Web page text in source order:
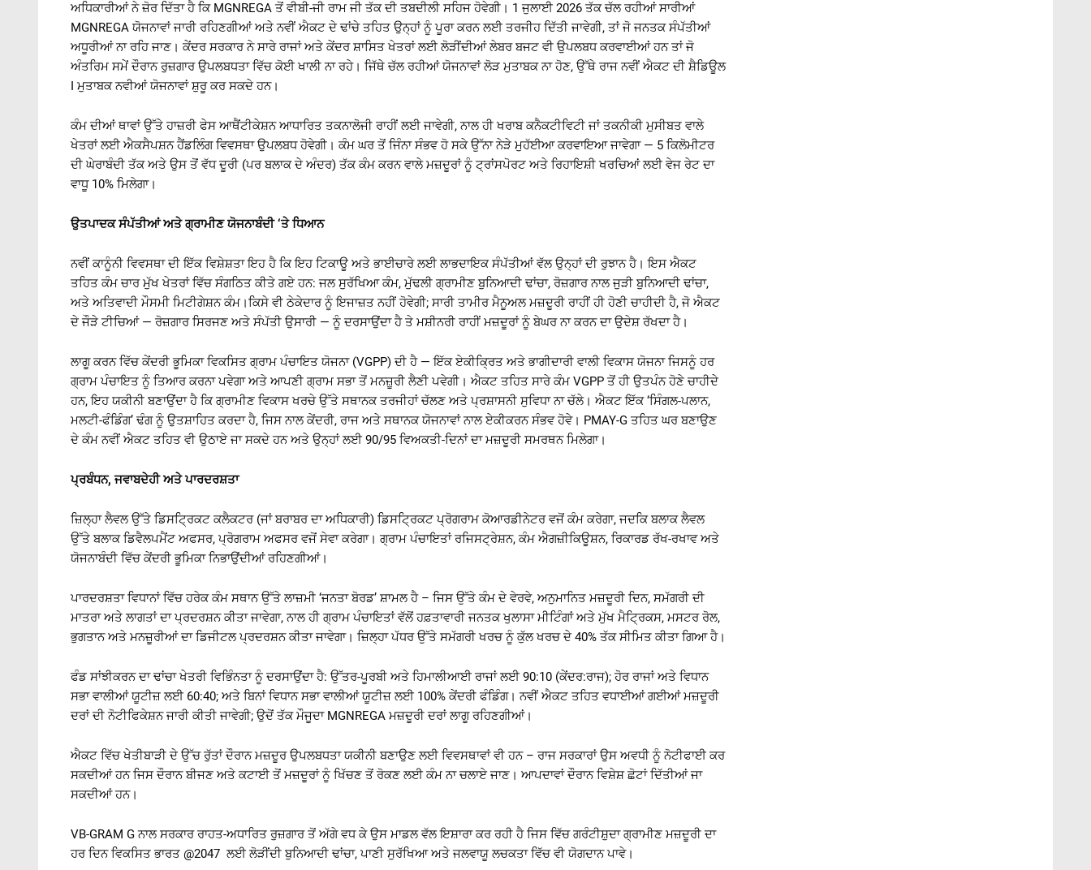
ਅਧਿਕਾਰੀਆਂ ਨੇ ਜ਼ੋਰ ਦਿੱਤਾ ਹੈ ਕਿ MGNREGA ਤੋਂ ਵੀਬੀ-ਜੀ ਰਾਮ ਜੀ ਤੱਕ ਦੀ ਤਬਦੀਲੀ ਸਹਿਜ ਹੋਵੇਗੀ। 1 ਜੁਲਾਈ 2026 ਤੱਕ ਚੱਲ ਰਹੀਆਂ ਸਾਰੀਆਂ
MGNREGA ਯੋਜਨਾਵਾਂ ਜਾਰੀ ਰਹਿਣਗੀਆਂ ਅਤੇ ਨਵੀਂ ਐਕਟ ਦੇ ਢਾਂਚੇ ਤਹਿਤ ਉਨ੍ਹਾਂ ਨੂੰ ਪੂਰਾ ਕਰਨ ਲਈ ਤਰਜੀਹ ਦਿੱਤੀ ਜਾਵੇਗੀ, ਤਾਂ ਜੋ ਜਨਤਕ ਸੰਪੱਤੀਆਂ
ਅਧੂਰੀਆਂ ਨਾ ਰਹਿ ਜਾਣ। ਕੇਂਦਰ ਸਰਕਾਰ ਨੇ ਸਾਰੇ ਰਾਜਾਂ ਅਤੇ ਕੇਂਦਰ ਸ਼ਾਸਿਤ ਖੇਤਰਾਂ ਲਈ ਲੋੜੀਂਦੀਆਂ ਲੇਬਰ ਬਜਟ ਵੀ ਉਪਲਬਧ ਕਰਵਾਈਆਂ ਹਨ ਤਾਂ ਜੋ
ਅੰਤਰਿਮ ਸਮੇਂ ਦੌਰਾਨ ਰੁਜ਼ਗਾਰ ਉਪਲਬਧਤਾ ਵਿੱਚ ਕੋਈ ਖਾਲੀ ਨਾ ਰਹੇ। ਜਿੱਥੇ ਚੱਲ ਰਹੀਆਂ ਯੋਜਨਾਵਾਂ ਲੋੜ ਮੁਤਾਬਕ ਨਾ ਹੋਣ, ਉੱਥੇ ਰਾਜ ਨਵੀਂ ਐਕਟ ਦੀ ਸ਼ੈਡਿਊਲ
I ਮੁਤਾਬਕ ਨਵੀਆਂ ਯੋਜਨਾਵਾਂ ਸ਼ੁਰੂ ਕਰ ਸਕਦੇ ਹਨ।
ਕੰਮ ਦੀਆਂ ਥਾਵਾਂ ਉੱਤੇ ਹਾਜ਼ਰੀ ਫੇਸ ਆਥੈਂਟੀਕੇਸ਼ਨ ਆਧਾਰਿਤ ਤਕਨਾਲੋਜੀ ਰਾਹੀਂ ਲਈ ਜਾਵੇਗੀ, ਨਾਲ ਹੀ ਖਰਾਬ ਕਨੈਕਟੀਵਿਟੀ ਜਾਂ ਤਕਨੀਕੀ ਮੁਸੀਬਤ ਵਾਲੇ
ਖੇਤਰਾਂ ਲਈ ਐਕਸੈਪਸ਼ਨ ਹੈਂਡਲਿੰਗ ਵਿਵਸਥਾ ਉਪਲਬਧ ਹੋਵੇਗੀ। ਕੰਮ ਘਰ ਤੋਂ ਜਿੰਨਾ ਸੰਭਵ ਹੋ ਸਕੇ ਉੱਨਾ ਨੇੜੇ ਮੁਹੱਈਆ ਕਰਵਾਇਆ ਜਾਵੇਗਾ — 5 ਕਿਲੋਮੀਟਰ
ਦੀ ਘੇਰਾਬੰਦੀ ਤੱਕ ਅਤੇ ਉਸ ਤੋਂ ਵੱਧ ਦੂਰੀ (ਪਰ ਬਲਾਕ ਦੇ ਅੰਦਰ) ਤੱਕ ਕੰਮ ਕਰਨ ਵਾਲੇ ਮਜ਼ਦੂਰਾਂ ਨੂੰ ਟ੍ਰਾਂਸਪੋਰਟ ਅਤੇ ਰਿਹਾਇਸ਼ੀ ਖਰਚਿਆਂ ਲਈ ਵੇਜ ਰੇਟ ਦਾ
ਵਾਧੂ 10% ਮਿਲੇਗਾ।
ਉਤਪਾਦਕ ਸੰਪੱਤੀਆਂ ਅਤੇ ਗ੍ਰਾਮੀਣ ਯੋਜਨਾਬੰਦੀ‘ਤੇ ਧਿਆਨ
ਨਵੀਂ ਕਾਨੂੰਨੀ ਵਿਵਸਥਾ ਦੀ ਇੱਕ ਵਿਸ਼ੇਸ਼ਤਾ ਇਹ ਹੈ ਕਿ ਇਹ ਟਿਕਾਊ ਅਤੇ ਭਾਈਚਾਰੇ ਲਈ ਲਾਭਦਾਇਕ ਸੰਪੱਤੀਆਂ ਵੱਲ ਉਨ੍ਹਾਂ ਦੀ ਰੁਝਾਨ ਹੈ। ਇਸ ਐਕਟ
ਤਹਿਤ ਕੰਮ ਚਾਰ ਮੁੱਖ ਖੇਤਰਾਂ ਵਿੱਚ ਸੰਗਠਿਤ ਕੀਤੇ ਗਏ ਹਨ: ਜਲ ਸੁਰੱਖਿਆ ਕੰਮ, ਮੁੱਢਲੀ ਗ੍ਰਾਮੀਣ ਬੁਨਿਆਦੀ ਢਾਂਚਾ, ਰੋਜ਼ਗਾਰ ਨਾਲ ਜੁੜੀ ਬੁਨਿਆਦੀ ਢਾਂਚਾ,
ਅਤੇ ਅਤਿਵਾਦੀ ਮੌਸਮੀ ਮਿਟੀਗੇਸ਼ਨ ਕੰਮ।ਕਿਸੇ ਵੀ ਠੇਕੇਦਾਰ ਨੂੰ ਇਜਾਜ਼ਤ ਨਹੀਂ ਹੋਵੇਗੀ; ਸਾਰੀ ਤਾਮੀਰ ਮੈਨੂਅਲ ਮਜ਼ਦੂਰੀ ਰਾਹੀਂ ਹੀ ਹੋਣੀ ਚਾਹੀਦੀ ਹੈ, ਜੋ ਐਕਟ
ਦੇ ਜੌੜੇ ਟੀਚਿਆਂ — ਰੋਜ਼ਗਾਰ ਸਿਰਜਣ ਅਤੇ ਸੰਪੱਤੀ ਉਸਾਰੀ — ਨੂੰ ਦਰਸਾਉਂਦਾ ਹੈ ਤੇ ਮਸ਼ੀਨਰੀ ਰਾਹੀਂ ਮਜ਼ਦੂਰਾਂ ਨੂੰ ਬੇਘਰ ਨਾ ਕਰਨ ਦਾ ਉਦੇਸ਼ ਰੱਖਦਾ ਹੈ।
ਲਾਗੂ ਕਰਨ ਵਿੱਚ ਕੇਂਦਰੀ ਭੂਮਿਕਾ ਵਿਕਸਿਤ ਗ੍ਰਾਮ ਪੰਚਾਇਤ ਯੋਜਨਾ (VGPP) ਦੀ ਹੈ — ਇੱਕ ਏਕੀਕ੍ਰਿਤ ਅਤੇ ਭਾਗੀਦਾਰੀ ਵਾਲੀ ਵਿਕਾਸ ਯੋਜਨਾ ਜਿਸਨੂੰ ਹਰ
ਗ੍ਰਾਮ ਪੰਚਾਇਤ ਨੂੰ ਤਿਆਰ ਕਰਨਾ ਪਵੇਗਾ ਅਤੇ ਆਪਣੀ ਗ੍ਰਾਮ ਸਭਾ ਤੋਂ ਮਨਜ਼ੂਰੀ ਲੈਣੀ ਪਵੇਗੀ। ਐਕਟ ਤਹਿਤ ਸਾਰੇ ਕੰਮ VGPP ਤੋਂ ਹੀ ਉਤਪੰਨ ਹੋਣੇ ਚਾਹੀਦੇ
ਹਨ, ਇਹ ਯਕੀਨੀ ਬਣਾਉਂਦਾ ਹੈ ਕਿ ਗ੍ਰਾਮੀਣ ਵਿਕਾਸ ਖਰਚੇ ਉੱਤੇ ਸਥਾਨਕ ਤਰਜੀਹਾਂ ਚੱਲਣ ਅਤੇ ਪ੍ਰਸ਼ਾਸਨੀ ਸੁਵਿਧਾ ਨਾ ਚੱਲੇ। ਐਕਟ ਇੱਕ ‘ਸਿੰਗਲ-ਪਲਾਨ,
ਮਲਟੀ-ਫੰਡਿੰਗ’ ਢੰਗ ਨੂੰ ਉਤਸ਼ਾਹਿਤ ਕਰਦਾ ਹੈ, ਜਿਸ ਨਾਲ ਕੇਂਦਰੀ, ਰਾਜ ਅਤੇ ਸਥਾਨਕ ਯੋਜਨਾਵਾਂ ਨਾਲ ਏਕੀਕਰਨ ਸੰਭਵ ਹੋਵੇ। PMAY-G ਤਹਿਤ ਘਰ ਬਣਾਉਣ
ਦੇ ਕੰਮ ਨਵੀਂ ਐਕਟ ਤਹਿਤ ਵੀ ਉਠਾਏ ਜਾ ਸਕਦੇ ਹਨ ਅਤੇ ਉਨ੍ਹਾਂ ਲਈ 90/95 ਵਿਅਕਤੀ-ਦਿਨਾਂ ਦਾ ਮਜ਼ਦੂਰੀ ਸਮਰਥਨ ਮਿਲੇਗਾ।
ਪ੍ਰਬੰਧਨ,ਜਵਾਬਦੇਹੀ ਅਤੇ ਪਾਰਦਰਸ਼ਤਾ
ਜ਼ਿਲ੍ਹਾ ਲੈਵਲ ਉੱਤੇ ਡਿਸਟ੍ਰਿਕਟ ਕਲੈਕਟਰ (ਜਾਂ ਬਰਾਬਰ ਦਾ ਅਧਿਕਾਰੀ) ਡਿਸਟ੍ਰਿਕਟ ਪ੍ਰੋਗਰਾਮ ਕੋਆਰਡੀਨੇਟਰ ਵਜੋਂ ਕੰਮ ਕਰੇਗਾ, ਜਦਕਿ ਬਲਾਕ ਲੈਵਲ
ਉੱਤੇ ਬਲਾਕ ਡਿਵੈਲਪਮੈਂਟ ਅਫਸਰ, ਪ੍ਰੋਗਰਾਮ ਅਫਸਰ ਵਜੋਂ ਸੇਵਾ ਕਰੇਗਾ। ਗ੍ਰਾਮ ਪੰਚਾਇਤਾਂ ਰਜਿਸਟ੍ਰੇਸ਼ਨ, ਕੰਮ ਐਗਜ਼ੀਕਿਊਸ਼ਨ, ਰਿਕਾਰਡ ਰੱਖ-ਰਖਾਵ ਅਤੇ
ਯੋਜਨਾਬੰਦੀ ਵਿੱਚ ਕੇਂਦਰੀ ਭੂਮਿਕਾ ਨਿਭਾਉਂਦੀਆਂ ਰਹਿਣਗੀਆਂ।
ਪਾਰਦਰਸ਼ਤਾ ਵਿਧਾਨਾਂ ਵਿੱਚ ਹਰੇਕ ਕੰਮ ਸਥਾਨ ਉੱਤੇ ਲਾਜ਼ਮੀ ‘ਜਨਤਾ ਬੋਰਡ’ ਸ਼ਾਮਲ ਹੈ – ਜਿਸ ਉੱਤੇ ਕੰਮ ਦੇ ਵੇਰਵੇ, ਅਨੁਮਾਨਿਤ ਮਜ਼ਦੂਰੀ ਦਿਨ, ਸਮੱਗਰੀ ਦੀ
ਮਾਤਰਾ ਅਤੇ ਲਾਗਤਾਂ ਦਾ ਪ੍ਰਦਰਸ਼ਨ ਕੀਤਾ ਜਾਵੇਗਾ, ਨਾਲ ਹੀ ਗ੍ਰਾਮ ਪੰਚਾਇਤਾਂ ਵੱਲੋਂ ਹਫ਼ਤਾਵਾਰੀ ਜਨਤਕ ਖੁਲਾਸਾ ਮੀਟਿੰਗਾਂ ਅਤੇ ਮੁੱਖ ਮੈਟ੍ਰਿਕਸ, ਮਸਟਰ ਰੋਲ,
ਭੁਗਤਾਨ ਅਤੇ ਮਨਜ਼ੂਰੀਆਂ ਦਾ ਡਿਜੀਟਲ ਪ੍ਰਦਰਸ਼ਨ ਕੀਤਾ ਜਾਵੇਗਾ। ਜ਼ਿਲ੍ਹਾ ਪੱਧਰ ਉੱਤੇ ਸਮੱਗਰੀ ਖਰਚ ਨੂੰ ਕੁੱਲ ਖਰਚ ਦੇ 40% ਤੱਕ ਸੀਮਿਤ ਕੀਤਾ ਗਿਆ ਹੈ।
ਫੰਡ ਸਾਂਝੀਕਰਨ ਦਾ ਢਾਂਚਾ ਖੇਤਰੀ ਵਿਭਿੰਨਤਾ ਨੂੰ ਦਰਸਾਉਂਦਾ ਹੈ: ਉੱਤਰ-ਪੂਰਬੀ ਅਤੇ ਹਿਮਾਲੀਆਈ ਰਾਜਾਂ ਲਈ 90:10 (ਕੇਂਦਰ:ਰਾਜ); ਹੋਰ ਰਾਜਾਂ ਅਤੇ ਵਿਧਾਨ
ਸਭਾ ਵਾਲੀਆਂ ਯੂਟੀਜ਼ ਲਈ 60:40; ਅਤੇ ਬਿਨਾਂ ਵਿਧਾਨ ਸਭਾ ਵਾਲੀਆਂ ਯੂਟੀਜ਼ ਲਈ 100% ਕੇਂਦਰੀ ਫੰਡਿੰਗ। ਨਵੀਂ ਐਕਟ ਤਹਿਤ ਵਧਾਈਆਂ ਗਈਆਂ ਮਜ਼ਦੂਰੀ
ਦਰਾਂ ਦੀ ਨੋਟੀਫਿਕੇਸ਼ਨ ਜਾਰੀ ਕੀਤੀ ਜਾਵੇਗੀ; ਉਦੋਂ ਤੱਕ ਮੌਜੂਦਾ MGNREGA ਮਜ਼ਦੂਰੀ ਦਰਾਂ ਲਾਗੂ ਰਹਿਣਗੀਆਂ।
ਐਕਟ ਵਿੱਚ ਖੇਤੀਬਾੜੀ ਦੇ ਉੱਚ ਰੁੱਤਾਂ ਦੌਰਾਨ ਮਜ਼ਦੂਰ ਉਪਲਬਧਤਾ ਯਕੀਨੀ ਬਣਾਉਣ ਲਈ ਵਿਵਸਥਾਵਾਂ ਵੀ ਹਨ – ਰਾਜ ਸਰਕਾਰਾਂ ਉਸ ਅਵਧੀ ਨੂੰ ਨੋਟੀਫਾਈ ਕਰ
ਸਕਦੀਆਂ ਹਨ ਜਿਸ ਦੌਰਾਨ ਬੀਜਣ ਅਤੇ ਕਟਾਈ ਤੋਂ ਮਜ਼ਦੂਰਾਂ ਨੂੰ ਖਿੱਚਣ ਤੋਂ ਰੋਕਣ ਲਈ ਕੰਮ ਨਾ ਚਲਾਏ ਜਾਣ। ਆਪਦਾਵਾਂ ਦੌਰਾਨ ਵਿਸ਼ੇਸ਼ ਛੋਟਾਂ ਦਿੱਤੀਆਂ ਜਾ
ਸਕਦੀਆਂ ਹਨ।
VB-GRAM G ਨਾਲ ਸਰਕਾਰ ਰਾਹਤ-ਅਧਾਰਿਤ ਰੁਜ਼ਗਾਰ ਤੋਂ ਅੱਗੇ ਵਧ ਕੇ ਉਸ ਮਾਡਲ ਵੱਲ ਇਸ਼ਾਰਾ ਕਰ ਰਹੀ ਹੈ ਜਿਸ ਵਿੱਚ ਗਰੰਟੀਸ਼ੁਦਾ ਗ੍ਰਾਮੀਣ ਮਜ਼ਦੂਰੀ ਦਾ
ਹਰ ਦਿਨ ਵਿਕਸਿਤ ਭਾਰਤ @2047 ਲਈ ਲੋੜੀਂਦੀ ਬੁਨਿਆਦੀ ਢਾਂਚਾ, ਪਾਣੀ ਸੁਰੱਖਿਆ ਅਤੇ ਜਲਵਾਯੂ ਲਚਕਤਾ ਵਿੱਚ ਵੀ ਯੋਗਦਾਨ ਪਾਵੇ।